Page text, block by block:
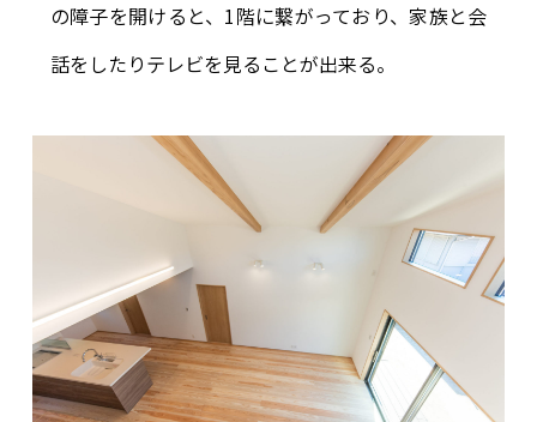
の障子を開けると、1階に繋がっており、家族と会
話をしたりテレビを見ることが出来る。